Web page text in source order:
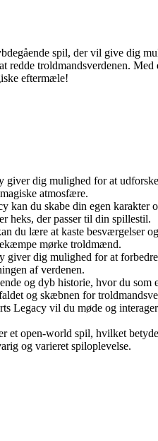
spil, der vil give dig
troldmandsverdenen.
eftermæle!
giver dig mulighed for at
atmosfære.
kan du skabe din egen karakter
heks, der passer til din spillestil.
du lære at kaste besværgelser
mørke troldmænd.
giver dig mulighed for at
af verdenen.
og dyb historie, hvor du
og skæbnen for
Legacy vil du møde og
et open-world spil, hvilket
og varieret spiloplevelse.